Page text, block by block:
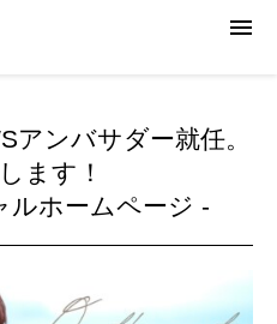

アンバサダー就任。
ます！
ルホームページ -